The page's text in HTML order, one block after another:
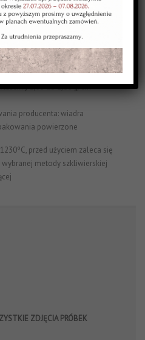
1220-1250*C
i jednorodne
1,55 do 1,60 g/cm³
producenta: wiadra
powierzone
przed użyciem zaleca się
metody szkliwierskiej
ZDJĘCIA PRÓBEK